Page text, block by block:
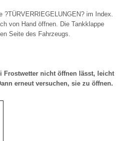
?TÜRVERRIEGELUNGEN? im Index.
von Hand öffnen. Die Tankklappe
Seite des Fahrzeugs.
Frostwetter nicht öffnen lässt, leicht
erneut versuchen, sie zu öffnen.